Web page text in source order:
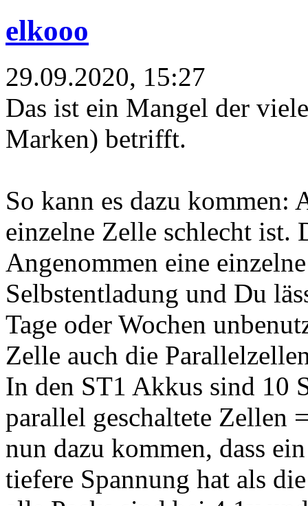
elkooo
29.09.2020, 15:27
Das ist ein Mangel der
Marken) betrifft.
So kann es dazu kommen:
einzelne Zelle schlecht ist.
Angenommen eine
Selbstentladung und Du
Tage oder Wochen
Zelle auch die
In den ST1 Akkus sind 10
parallel geschaltete Zellen
nun dazu kommen, dass
tiefere Spannung hat als